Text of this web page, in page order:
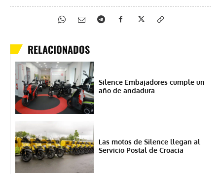
RELACIONADOS
Silence Embajadores cumple un
año de andadura
Las motos de Silence llegan al
Servicio Postal de Croacia